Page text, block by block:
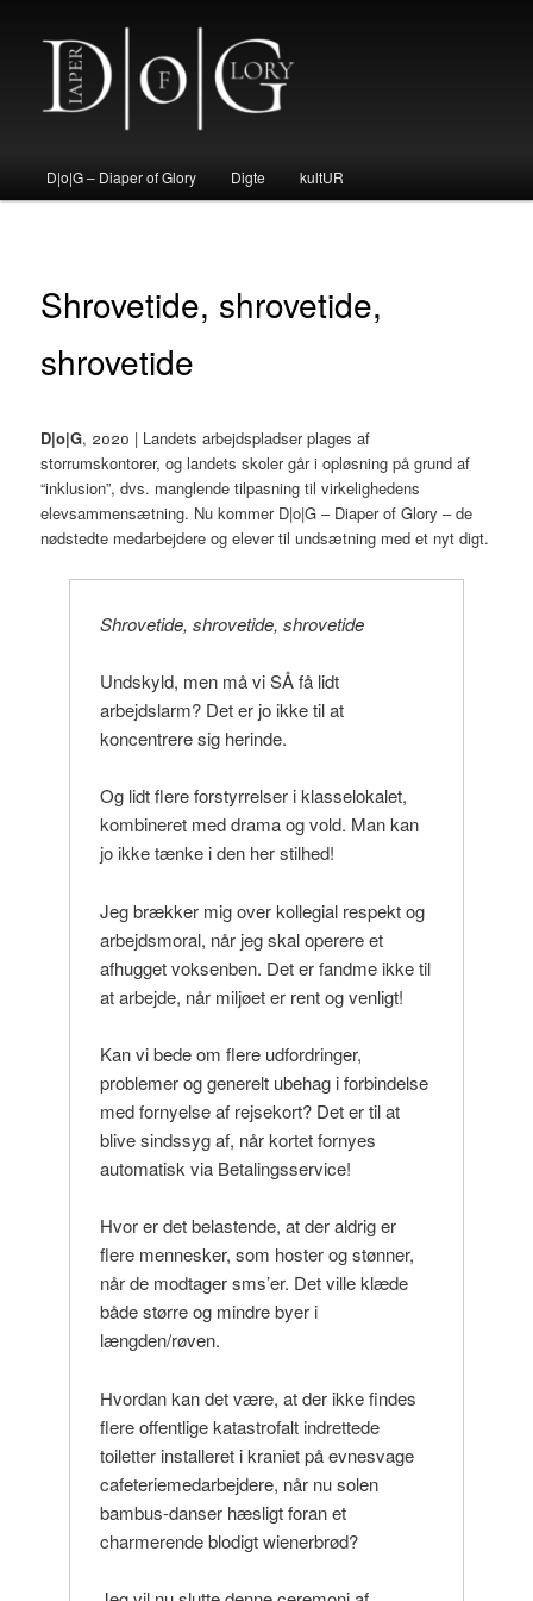
D|o|G – Diaper of Glory
D|o|G – Diaper of Glory Digte kultUR
Shrovetide, shrovetide,
shrovetide
D|o|G, 2020 | Landets arbejdspladser plages af
storrumskontorer, og landets skoler går i opløsning på grund af
“inklusion”, dvs. manglende tilpasning til virkelighedens
elevsammensætning. Nu kommer D|o|G – Diaper of Glory – de
nødstedte medarbejdere og elever til undsætning med et nyt digt.
Shrovetide, shrovetide, shrovetide
Undskyld, men må vi SÅ få lidt
arbejdslarm? Det er jo ikke til at
koncentrere sig herinde.
Og lidt flere forstyrrelser i klasselokalet,
kombineret med drama og vold. Man kan
jo ikke tænke i den her stilhed!
Jeg brækker mig over kollegial respekt og
arbejdsmoral, når jeg skal operere et
afhugget voksenben. Det er fandme ikke til
at arbejde, når miljøet er rent og venligt!
Kan vi bede om flere udfordringer,
problemer og generelt ubehag i forbindelse
med fornyelse af rejsekort? Det er til at
blive sindssyg af, når kortet fornyes
automatisk via Betalingsservice!
Hvor er det belastende, at der aldrig er
flere mennesker, som hoster og stønner,
når de modtager sms’er. Det ville klæde
både større og mindre byer i
længden/røven.
Hvordan kan det være, at der ikke findes
flere offentlige katastrofalt indrettede
toiletter installeret i kraniet på evnesvage
cafeteriemedarbejdere, når nu solen
bambus-danser hæsligt foran et
charmerende blodigt wienerbrød?